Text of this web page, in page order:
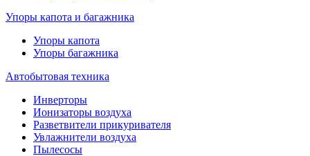
Упоры капота и багажника
Упоры капота
Упоры багажника
Автобытовая техника
Инверторы
Ионизаторы воздуха
Разветвители прикуривателя
Увлажнители воздуха
Пылесосы